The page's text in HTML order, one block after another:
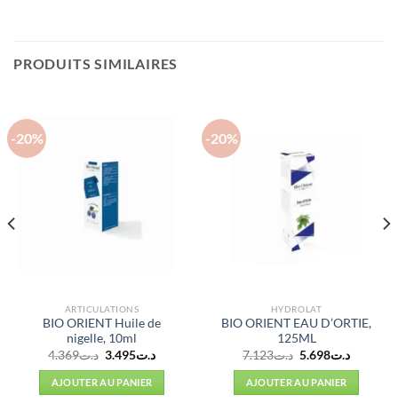
PRODUITS SIMILAIRES
-20%
ARTICULATIONS
BIO ORIENT Huile de
nigelle, 10ml
د.ت4.369
Le
initial
était :
د.ت4.369.
د.ت3.495
Le
AJOUTER AU PANIER
-20%
HYDROLAT
BIO ORIENT EAU D’ORTIE,
125ML
د.ت7.123
Le
initial
était :
د.ت7.123.
د.ت5.698
Le
AJOUTER AU PANIER